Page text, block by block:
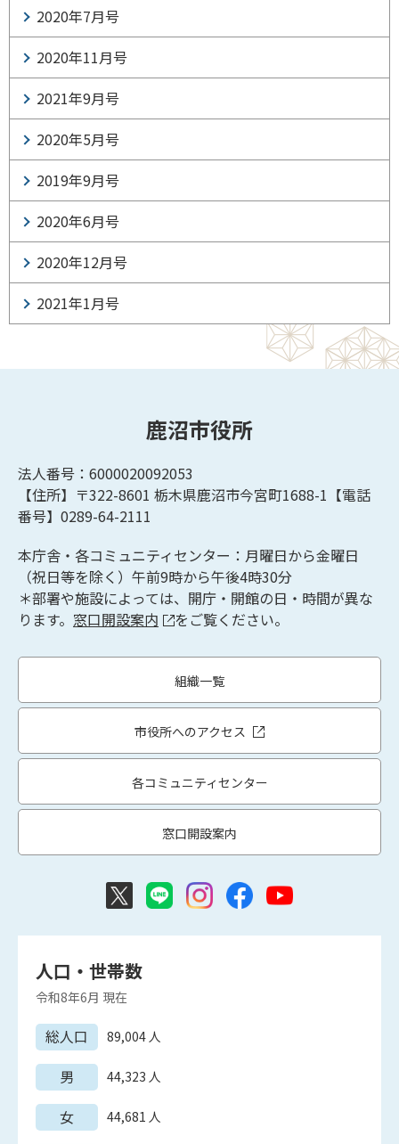
2020年7月号
2020年11月号
2021年9月号
2020年5月号
2019年9月号
2020年6月号
2020年12月号
2021年1月号
鹿沼市役所
法人番号：6000020092053
【住所】〒322-8601 栃木県鹿沼市今宮町1688-1【電話
番号】0289-64-2111
本庁舎・各コミュニティセンター：月曜日から金曜日
（祝日等を除く）午前9時から午後4時30分
＊部署や施設によっては、開庁・開館の日・時間が異な
ります。 窓口開設案内 をご覧ください。
組織一覧
市役所へのアクセス
各コミュニティセンター
窓口開設案内
人口・世帯数
令和8年6月 現在
総人口 89,004 人
男 44,323 人
女 44,681 人